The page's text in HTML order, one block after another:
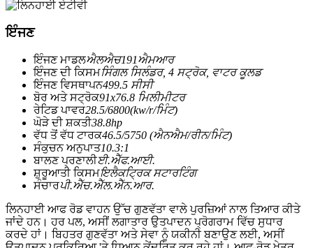
ਇੰਜਣ
ਇੰਜਣ ਮਾਡਲਐਲਐਚ191ਐਮਆਰ
ਇੰਜਣ ਦੀ ਕਿਸਮਸਿੰਗਲ ਸਿਲੰਡਰ, 4 ਸਟ੍ਰੋਕ, ਵਾਟਰ ਕੂਲਡ
ਇੰਜਣ ਵਿਸਥਾਪਨ499.5 ਸੀਸੀ
ਬੋਰ ਅਤੇ ਸਟ੍ਰੋਕ91x76.8 ਮਿਲੀਮੀਟਰ
ਰੇਟਿਡ ਪਾਵਰ28.5/6800(kw/r/ਮਿੰਟ)
ਘੋੜੇ ਦੀ ਸ਼ਕਤੀ38.8hp
ਵੱਧ ਤੋਂ ਵੱਧ ਟਾਰਕ46.5/5750 (ਐਨਐਮ/ਰੀਨ/ਮਿੰਟ)
ਸੰਕੁਚਨ ਅਨੁਪਾਤ10.3:1
ਬਾਲਣ ਪ੍ਰਣਾਲੀਈ.ਐੱਫ.ਆਈ.
ਸ਼ੁਰੂਆਤੀ ਕਿਸਮਇਲੈਕਟ੍ਰਿਕ ਸਟਾਰਟਿੰਗ
ਸੰਚਾਰਪੀ.ਐੱਚ.ਐੱਲ.ਐੱਨ.ਆਰ.
ਲਿਨਹਾਈ ਆਫ ਰੋਡ ਵਾਹਨ ਉੱਚ ਗੁਣਵੱਤਾ ਵਾਲੇ ਪੁਰਜ਼ਿਆਂ ਨਾਲ ਤਿਆਰ ਕੀਤੇ
ਜਾਂਦੇ ਹਨ। ਹਰ ਪਲ, ਅਸੀਂ ਲਗਾਤਾਰ ਉਤਪਾਦਨ ਪ੍ਰੋਗਰਾਮ ਵਿੱਚ ਸੁਧਾਰ
ਕਰਦੇ ਹਾਂ। ਬਿਹਤਰ ਗੁਣਵੱਤਾ ਅਤੇ ਸੇਵਾ ਨੂੰ ਯਕੀਨੀ ਬਣਾਉਣ ਲਈ, ਅਸੀਂ